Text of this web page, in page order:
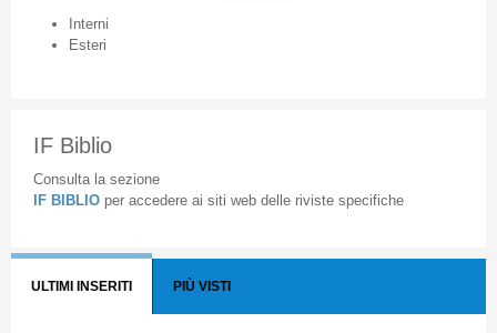
Interni
Esteri
IF Biblio
Consulta la sezione
IF BIBLIO per accedere ai siti web delle riviste specifiche
ULTIMI INSERITI PIÙ VISTI